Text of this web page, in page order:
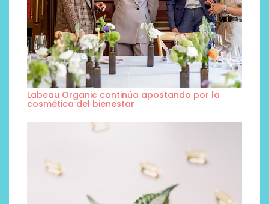
Labeau Organic continúa apostando por la
cosmética del bienestar